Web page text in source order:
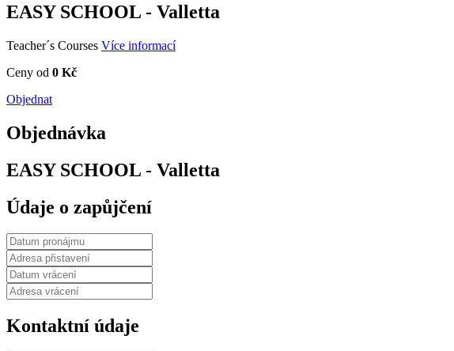
EASY SCHOOL - Valletta
Teacher´s Courses Více informací
Ceny od 0 Kč
Objednat
Objednávka
EASY SCHOOL - Valletta
Údaje o zapůjčení
Kontaktní údaje